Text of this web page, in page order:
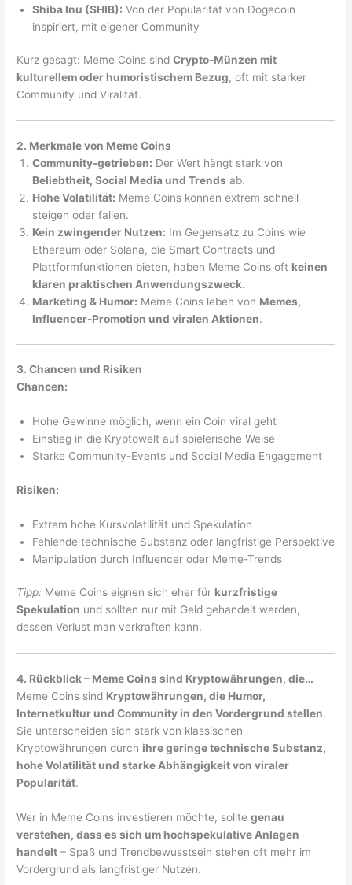
Shiba Inu (SHIB): Von der Popularität von Dogecoin
inspiriert, mit eigener Community
Kurz gesagt: Meme Coins sindCrypto-Münzen mit
kulturellem oder humoristischem Bezug, oft mit starker
Community und Viralität.
2. Merkmale von Meme Coins
Community-getrieben: Der Wert hängt stark von
Beliebtheit, Social Media und Trends ab.
Hohe Volatilität: Meme Coins können extrem schnell
steigen oder fallen.
Kein zwingender Nutzen: Im Gegensatz zu Coins wie
Ethereum oder Solana, die Smart Contracts und
Plattformfunktionen bieten, haben Meme Coins oft keinen
klaren praktischen Anwendungszweck.
Marketing & Humor: Meme Coins leben von Memes,
Influencer-Promotion und viralen Aktionen.
3. Chancen und Risiken
Chancen:
Hohe Gewinne möglich, wenn ein Coin viral geht
Einstieg in die Kryptowelt auf spielerische Weise
Starke Community-Events und Social Media Engagement
Risiken:
Extrem hohe Kursvolatilität und Spekulation
Fehlende technische Substanz oder langfristige Perspektive
Manipulation durch Influencer oder Meme-Trends
Tipp: Meme Coins eignen sich eher für kurzfristige
Spekulation und sollten nur mit Geld gehandelt werden,
dessen Verlust man verkraften kann.
4. Rückblick – Meme Coins sind Kryptowährungen, die…
Meme Coins sind Kryptowährungen, die Humor,
Internetkultur und Community in den Vordergrund stellen.
Sie unterscheiden sich stark von klassischen
Kryptowährungen durch ihre geringe technische Substanz,
hohe Volatilität und starke Abhängigkeit von viraler
Popularität.
Wer in Meme Coins investieren möchte, solltegenau
verstehen, dass es sich um hochspekulative Anlagen
handelt – Spaß und Trendbewusstsein stehen oft mehr im
Vordergrund als langfristiger Nutzen.